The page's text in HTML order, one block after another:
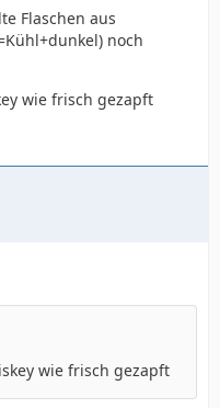
Flaschen aus
noch
wie frisch gezapft
wie frisch gezapft